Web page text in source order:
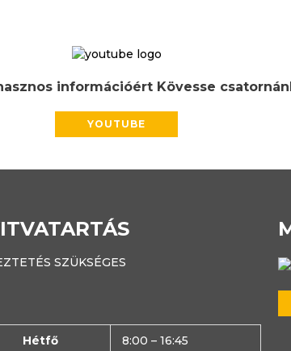
információért Kövesse
YOUTUBE
SZÜKSÉGES
Hétfő 8:00 – 16:45